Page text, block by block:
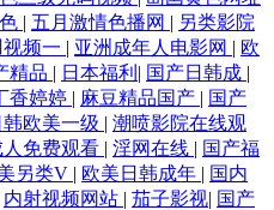
| 五月激情色播网 | 另类影院
频一 | 亚洲成年人电影网 | 欧
精品 | 日本福利 | 国产日韩成 |
香婷婷 | 麻豆精品国产 | 国产
韩欧美一级 | 潮喷影院在线观
人免费观看 | 淫网在线 | 国产福
另类V | 欧美日韩成年 | 国内
内射视频网站 | 茄子影视| 国产